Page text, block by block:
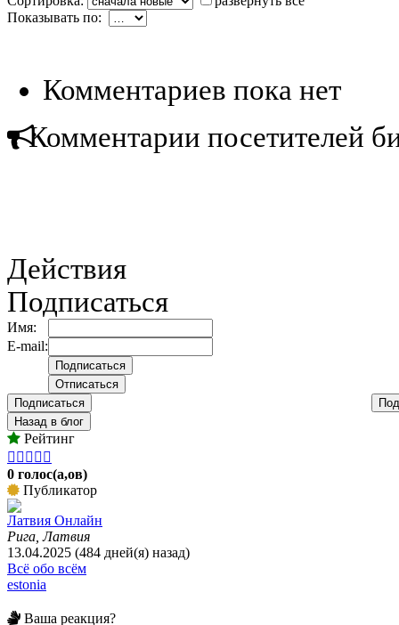
Показывать по:
Комментариев пока нет
Комментарии посетителей
Действия
Подписаться
Имя:
E-mail:
Подписаться
Назад в блог
Рейтинг
    
0 голос(а,ов)
Публикатор
Латвия Онлайн
Рига, Латвия
13.04.2025 (484 дней(я) назад)
Всё обо всём
estonia
Ваша реакция?